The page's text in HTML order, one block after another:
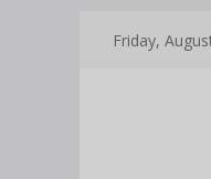
Friday,